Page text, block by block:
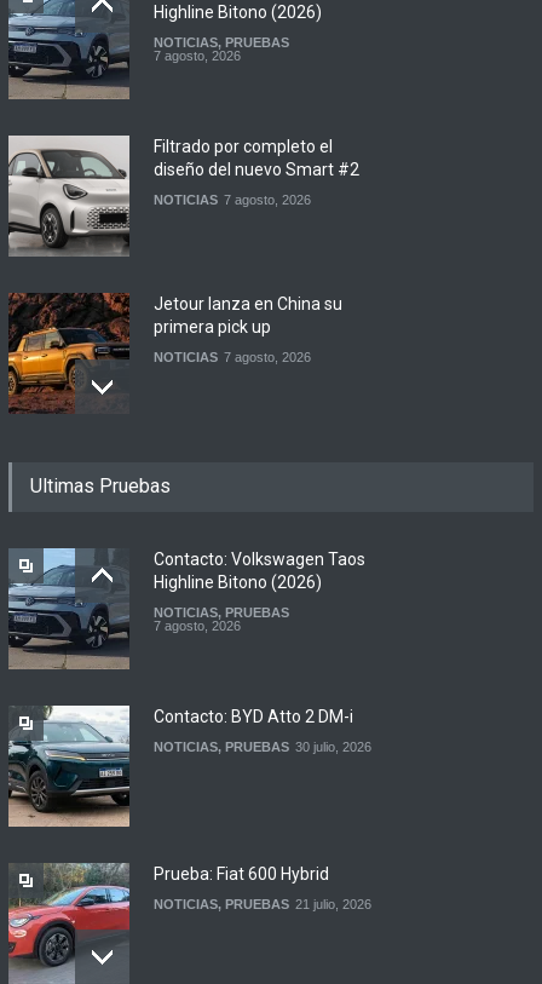
Highline Bitono (2026)
NOTICIAS, PRUEBAS
7 agosto, 2026
Filtrado por completo el
diseño del nuevo Smart #2
NOTICIAS 7 agosto, 2026
Jetour lanza en China su
primera pick up
NOTICIAS 7 agosto, 2026
renovadas S2 y Skua 150 en
7 agosto, 2026
Argentina y Ecuador
Ultimas Pruebas
Contacto: Volkswagen Taos
Highline Bitono (2026)
NOTICIAS, PRUEBAS
7 agosto, 2026
Contacto: BYD Atto 2 DM-i
NOTICIAS, PRUEBAS 30 julio, 2026
Prueba: Fiat 600 Hybrid
NOTICIAS, PRUEBAS 21 julio, 2026